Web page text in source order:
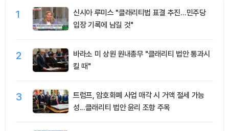
1
신시아 루미스 "클래리티법 표결 추진…민주당
입장 기록에 남길 것"
2
바라소 미 상원 원내총무 "클래리티 법안 통과시
킬 때"
3
트럼프, 암호화폐 사업 매각 시 거액 절세 가능
성...클래리티 법안 윤리 조항 주목